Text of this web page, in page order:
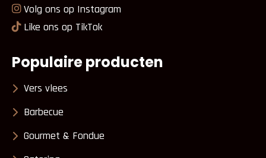
Volg ons op Instagram
Like ons op TikTok
Populaire producten
Vers vlees
Barbecue
Gourmet & Fondue